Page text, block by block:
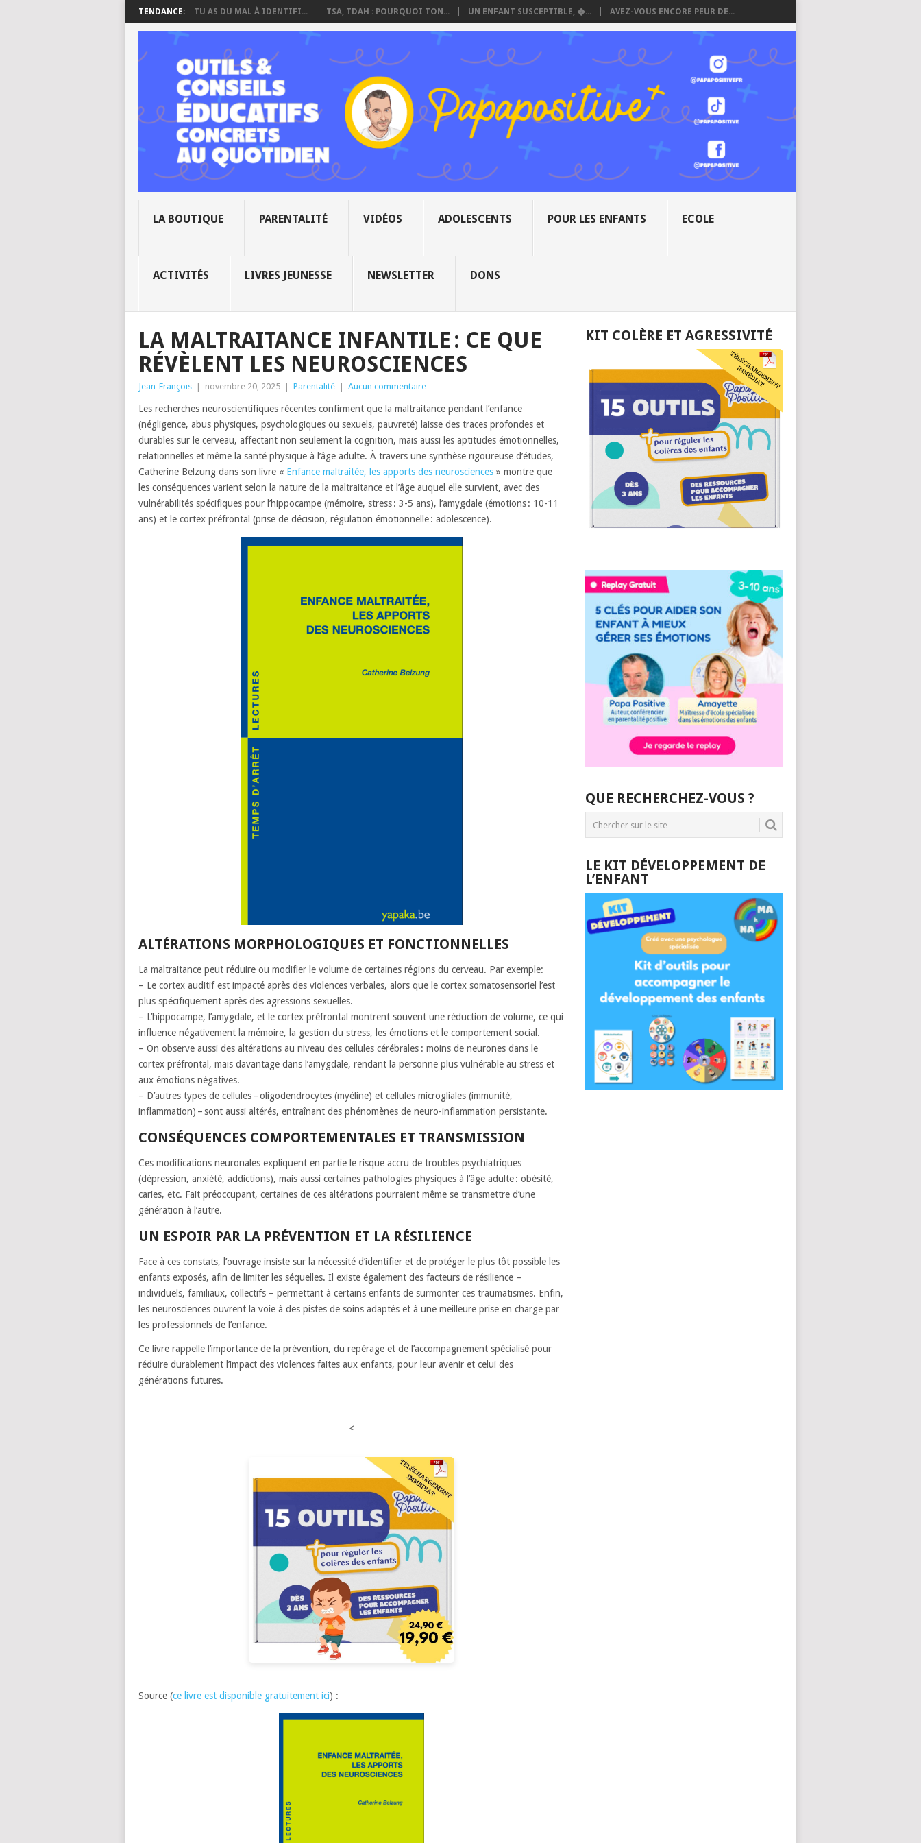
TENDANCE: TU AS DU MAL À IDENTIFI... TSA, TDAH : POURQUOI TON... UN ENFANT SUSCEPTIBLE, �... AVEZ-VOUS ENCORE PEUR DE...
LA BOUTIQUE PARENTALITÉ VIDÉOS ADOLESCENTS POUR LES ENFANTS ECOLE
ACTIVITÉS LIVRES JEUNESSE NEWSLETTER DONS
LA MALTRAITANCE INFANTILE : CE QUE
RÉVÈLENT LES NEUROSCIENCES
Jean-François novembre 20, 2025 Parentalité Aucun commentaire
Les recherches neuroscientifiques récentes confirment que la maltraitance pendant l’enfance
(négligence, abus physiques, psychologiques ou sexuels, pauvreté) laisse des traces profondes et
durables sur le cerveau, affectant non seulement la cognition, mais aussi les aptitudes émotionnelles,
relationnelles et même la santé physique à l’âge adulte. À travers une synthèse rigoureuse d’études,
Catherine Belzung dans son livre « Enfance maltraitée, les apports des neurosciences » montre que
les conséquences varient selon la nature de la maltraitance et l’âge auquel elle survient, avec des
vulnérabilités spécifiques pour l’hippocampe (mémoire, stress : 3-5 ans), l’amygdale (émotions : 10-11
ans) et le cortex préfrontal (prise de décision, régulation émotionnelle : adolescence).
ALTÉRATIONS MORPHOLOGIQUES ET FONCTIONNELLES
La maltraitance peut réduire ou modifier le volume de certaines régions du cerveau. Par exemple:
– Le cortex auditif est impacté après des violences verbales, alors que le cortex somatosensoriel l’est
plus spécifiquement après des agressions sexuelles.
– L’hippocampe, l’amygdale, et le cortex préfrontal montrent souvent une réduction de volume, ce qui
influence négativement la mémoire, la gestion du stress, les émotions et le comportement social.
– On observe aussi des altérations au niveau des cellules cérébrales : moins de neurones dans le
cortex préfrontal, mais davantage dans l’amygdale, rendant la personne plus vulnérable au stress et
aux émotions négatives.
– D’autres types de cellules – oligodendrocytes (myéline) et cellules microgliales (immunité,
inflammation) – sont aussi altérés, entraînant des phénomènes de neuro-inflammation persistante.
CONSÉQUENCES COMPORTEMENTALES ET TRANSMISSION
Ces modifications neuronales expliquent en partie le risque accru de troubles psychiatriques
(dépression, anxiété, addictions), mais aussi certaines pathologies physiques à l’âge adulte : obésité,
caries, etc. Fait préoccupant, certaines de ces altérations pourraient même se transmettre d’une
génération à l’autre.
UN ESPOIR PAR LA PRÉVENTION ET LA RÉSILIENCE
Face à ces constats, l’ouvrage insiste sur la nécessité d’identifier et de protéger le plus tôt possible les
enfants exposés, afin de limiter les séquelles. Il existe également des facteurs de résilience –
individuels, familiaux, collectifs – permettant à certains enfants de surmonter ces traumatismes. Enfin,
les neurosciences ouvrent la voie à des pistes de soins adaptés et à une meilleure prise en charge par
les professionnels de l’enfance.
Ce livre rappelle l’importance de la prévention, du repérage et de l’accompagnement spécialisé pour
réduire durablement l’impact des violences faites aux enfants, pour leur avenir et celui des
générations futures.
<
Source (ce livre est disponible gratuitement ici) :
KIT COLÈRE ET AGRESSIVITÉ
QUE RECHERCHEZ-VOUS ?
LE KIT DÉVELOPPEMENT DE
L’ENFANT